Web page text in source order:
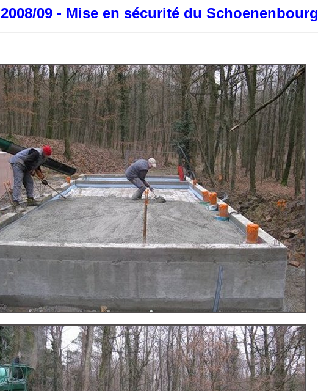
2008/09 - Mise en sécurité du Schoenenbourg